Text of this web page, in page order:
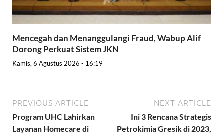
Mencegah dan Menanggulangi Fraud, Wabup Alif
Dorong Perkuat Sistem JKN
Kamis, 6 Agustus 2026 - 16:19
PREVIOUS ARTICLE
Program UHC Lahirkan
Layanan Homecare di
NEXT ARTICLE
Ini 3 Rencana Strategis
Petrokimia Gresik di 2023,